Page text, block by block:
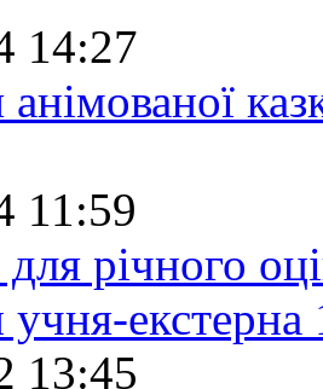
14:27
11:59
річного
учня-екстерна
13:45